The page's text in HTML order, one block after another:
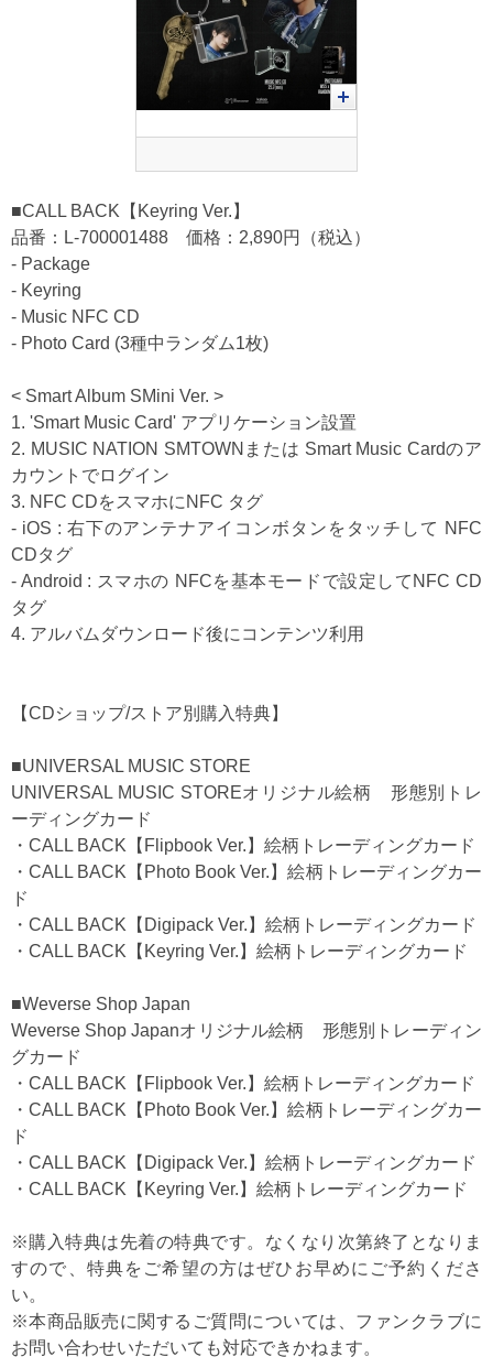
■CALL BACK【Keyring Ver.】
品番：L-700001488 価格：2,890円（税込）
- Package
- Keyring
- Music NFC CD
- Photo Card (3種中ランダム1枚)
< Smart Album SMini Ver. >
1. 'Smart Music Card' アプリケーション設置
2. MUSIC NATION SMTOWNまたは Smart Music Cardのア
カウントでログイン
3. NFC CDをスマホにNFC タグ
- iOS : 右下のアンテナアイコンボタンをタッチして NFC
CDタグ
- Android : スマホの NFCを基本モードで設定してNFC CD
タグ
4. アルバムダウンロード後にコンテンツ利用
【CDショップ/ストア別購入特典】
■UNIVERSAL MUSIC STORE
UNIVERSAL MUSIC STOREオリジナル絵柄 形態別トレ
ーディングカード
・CALL BACK【Flipbook Ver.】絵柄トレーディングカード
・CALL BACK【Photo Book Ver.】絵柄トレーディングカー
ド
・CALL BACK【Digipack Ver.】絵柄トレーディングカード
・CALL BACK【Keyring Ver.】絵柄トレーディングカード
■Weverse Shop Japan
Weverse Shop Japanオリジナル絵柄 形態別トレーディン
グカード
・CALL BACK【Flipbook Ver.】絵柄トレーディングカード
・CALL BACK【Photo Book Ver.】絵柄トレーディングカー
ド
・CALL BACK【Digipack Ver.】絵柄トレーディングカード
・CALL BACK【Keyring Ver.】絵柄トレーディングカード
※購入特典は先着の特典です。なくなり次第終了となりま
すので、特典をご希望の方はぜひお早めにご予約くださ
い。
※本商品販売に関するご質問については、ファンクラブに
お問い合わせいただいても対応できかねます。